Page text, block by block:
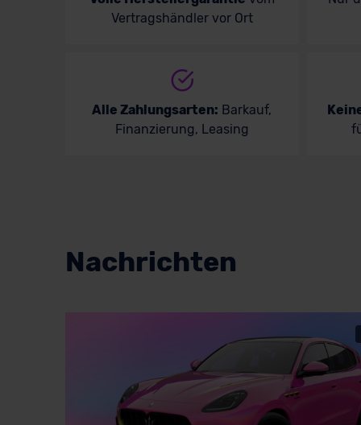
Volvo
Vertragshändler vor Ort
Alle Zahlungsarten: Barkauf,
Finanzierung, Leasing
Nachrichten